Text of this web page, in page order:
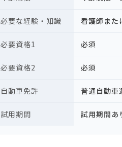
必要な経験・知識 看護師また
必要資格1 必須
必要資格2 必須
自動車免許 普通自動
試用期間 試用期間あ